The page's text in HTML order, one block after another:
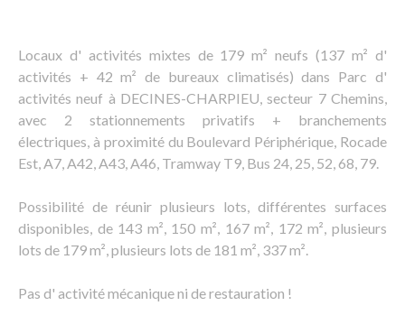
Locaux d' activités mixtes de 179 m² neufs (137 m² d'
activités + 42 m² de bureaux climatisés) dans Parc d'
activités neuf à DECINES-CHARPIEU, secteur 7 Chemins,
avec 2 stationnements privatifs + branchements
électriques, à proximité du Boulevard Périphérique, Rocade
Est, A7, A42, A43, A46, Tramway T9, Bus 24, 25, 52, 68, 79.
Possibilité de réunir plusieurs lots, différentes surfaces
disponibles, de 143 m², 150 m², 167 m², 172 m², plusieurs
lots de 179 m², plusieurs lots de 181 m², 337 m².
Pas d' activité mécanique ni de restauration !